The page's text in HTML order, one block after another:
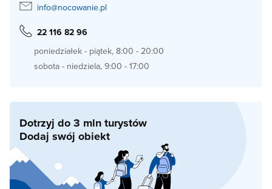
info@nocowanie.pl
22 116 82 96
poniedziałek - piątek, 8:00 - 20:00
sobota - niedziela, 9:00 - 17:00
Dotrzyj do 3 mln turystów
Dodaj swój obiekt